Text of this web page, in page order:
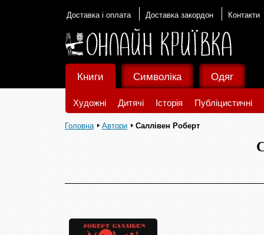
Доставка і оплата Доставка закордон Контакти
Книги
Художні Дитячі Історія Публіцистичні
Символіка Одяг
Головна Автори Саллівен Роберт